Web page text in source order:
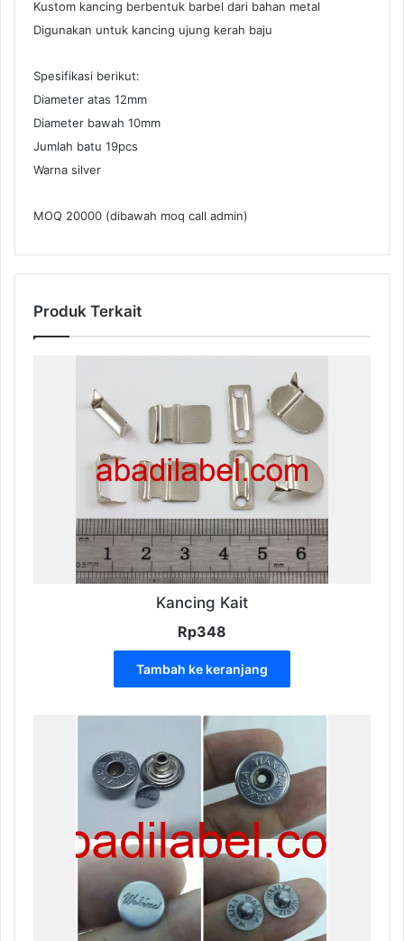
Kustom kancing berbentuk barbel dari bahan metal
Digunakan untuk kancing ujung kerah baju
Spesifikasi berikut:
Diameter atas 12mm
Diameter bawah 10mm
Jumlah batu 19pcs
Warna silver
MOQ 20000 (dibawah moq call admin)
Produk Terkait
Kancing Kait
Rp348
Tambah ke keranjang